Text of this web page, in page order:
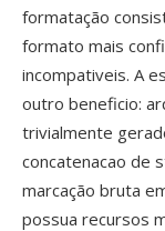
formatação
formato mais
incompativeis. A
outro beneficio:
trivialmente
concatenacao de
marcação bruta
possua recursos